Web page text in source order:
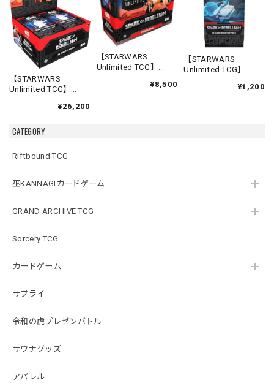
CATEGORY
Riftbound TCG
巫KANNAGIカードゲーム
GRAND ARCHIVE TCG
Sorcery TCG
カードゲーム
サプライ
令和の虎プレゼンバトル
サウナグッズ
アパレル
【STARWARS
Unlimited TCG】
ク入り) 【Spark of
¥26,200
【STARWARS
Unlimited TCG】
Box【Spark of¥8,500
【STARWARS
Unlimited TCG】
Pack【Spark of¥1,200